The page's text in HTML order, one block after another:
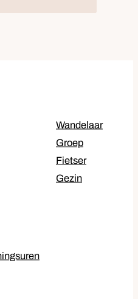
Wandelaar
Groep
Fietser
Gezin